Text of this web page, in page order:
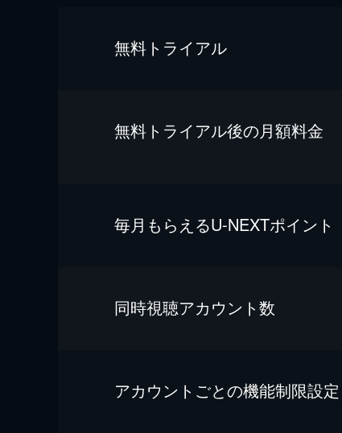
無料トライアル
無料トライアル後の⽉額料金
毎⽉もらえるU-NEXTポイント
同時視聴アカウント数
アカウントごとの機能制限設定